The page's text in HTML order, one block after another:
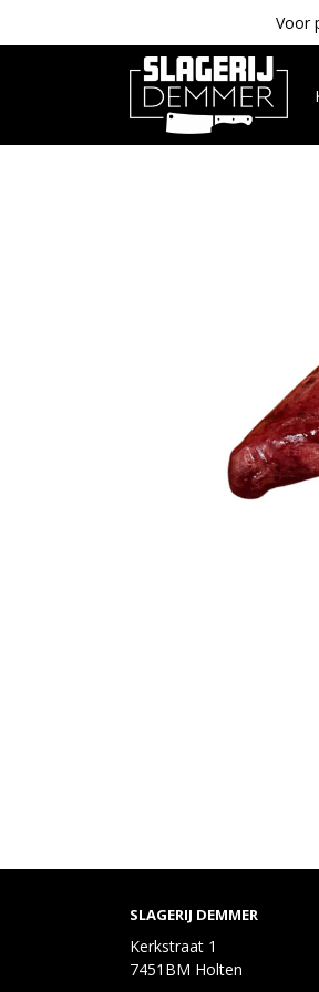
Voor
SLAGERIJ DEMMER
Kerkstraat 1
7451BM Holten